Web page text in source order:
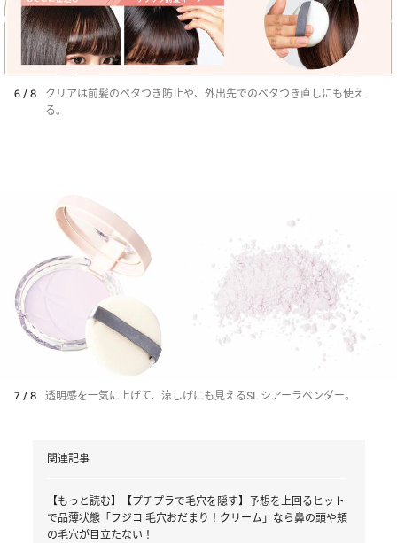
6 / 8
クリアは前髪のベタつき防止や、外出先でのベタつき直しにも使え
る。
7 / 8 透明感を一気に上げて、涼しげにも見えるSL シアーラベンダー。
関連記事
【もっと読む】【プチプラで毛穴を隠す】予想を上回るヒット
で品薄状態「フジコ 毛穴おだまり！クリーム」なら鼻の頭や頬
の毛穴が目立たない！